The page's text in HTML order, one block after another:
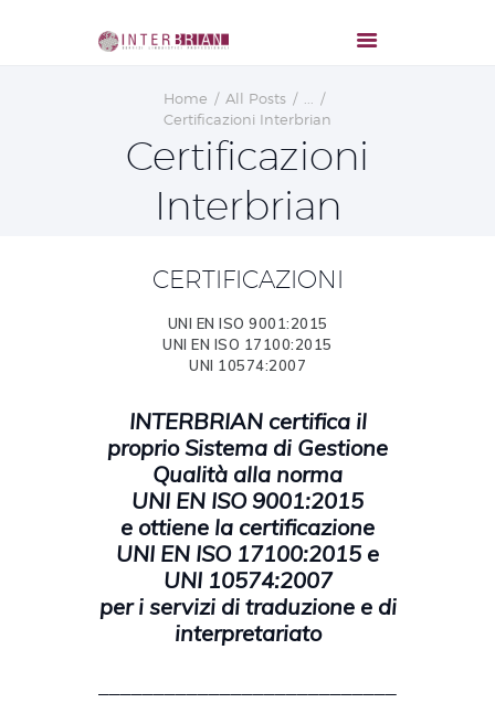
Home All Posts
Certificazioni Interbrian
Certificazioni
Interbrian
CERTIFICAZIONI
UNI EN ISO 9001:2015
UNIEN ISO 17100:2015
UNI 10574:2007
INTERBRIAN certifica il
proprio Sistema di Gestione
Qualità alla norma
UNI EN ISO 9001:2015
e ottiene la certificazione
UNI EN ISO 17100:2015 e
UNI 10574:2007
per i servizi di traduzione e di
interpretariato